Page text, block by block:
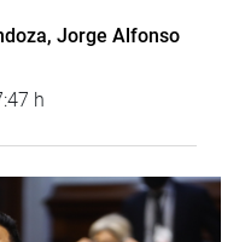
Jorge Alfonso
h